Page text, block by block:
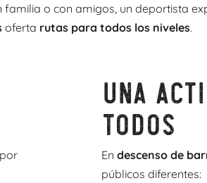
familia o con amigos, un deportista
oferta rutas para todos los niveles.
por
Una
todos
En descenso de
públicos diferentes: